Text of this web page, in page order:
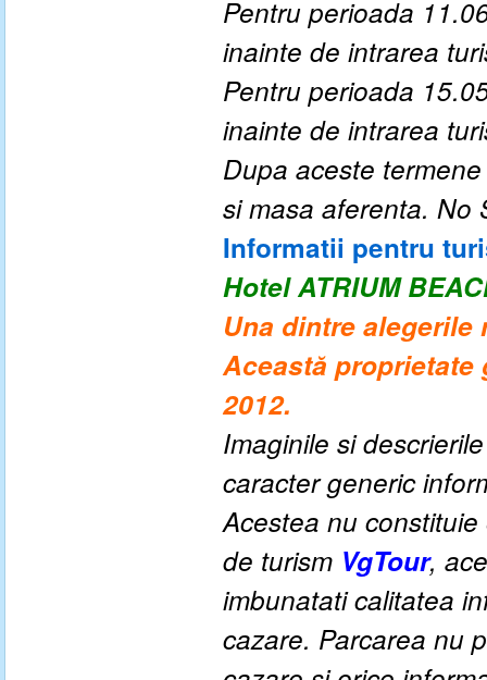
Pentru perioada
inainte de intrarea
Pentru perioada
inainte de intrarea
Dupa aceste
si masa aferenta. No
Informatii pentru
Hotel ATRIUM
Una dintre alegerile
Această proprietate
2012.
Imaginile si
caracter generic
Acestea nu
de turism VgTour,
imbunatati calitatea
cazare. Parcarea nu